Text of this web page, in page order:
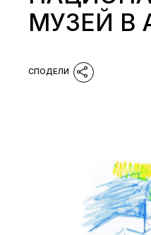
МУЗЕЙ В